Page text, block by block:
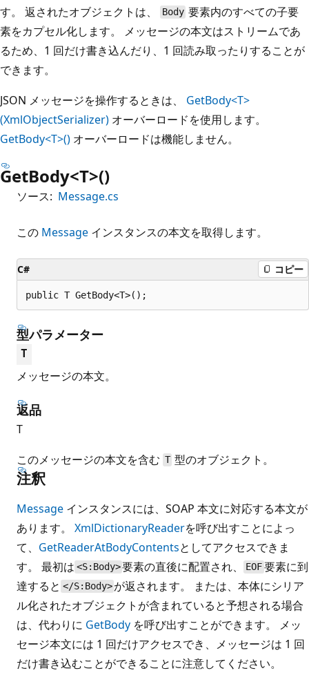
す。 返されたオブジェクトは、 Body 要素内のすべての子要
素をカプセル化します。 メッセージの本文はストリームであ
るため、1 回だけ書き込んだり、1 回読み取ったりすることが
できます。
JSON メッセージを操作するときは、 GetBody<T>
(XmlObjectSerializer) オーバーロードを使用します。
GetBody<T>() オーバーロードは機能しません。
GetBody<T>()
ソース: Message.cs
この Message インスタンスの本文を取得します。
C# コピー
public T GetBody<T>();
型パラメーター
T
メッセージの本文。
返品
T
このメッセージの本文を含む T 型のオブジェクト。
注釈
Message インスタンスには、SOAP 本文に対応する本文が
あります。 XmlDictionaryReaderを呼び出すことによっ
て、 GetReaderAtBodyContentsとしてアクセスできま
す。 最初は <S:Body>要素の直後に配置され、 EOF要素に到
達すると </S:Body> が返されます。 または、本体にシリア
ル化されたオブジェクトが含まれていると予想される場合
は、代わりに GetBody を呼び出すことができます。 メッ
セージ本文には 1 回だけアクセスでき、メッセージは 1 回
だけ書き込むことができることに注意してください。